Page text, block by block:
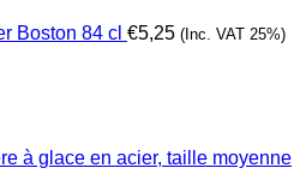
Boston 84 cl €5,25 (Inc. VAT 25%)
à glace en acier, taille moyenne